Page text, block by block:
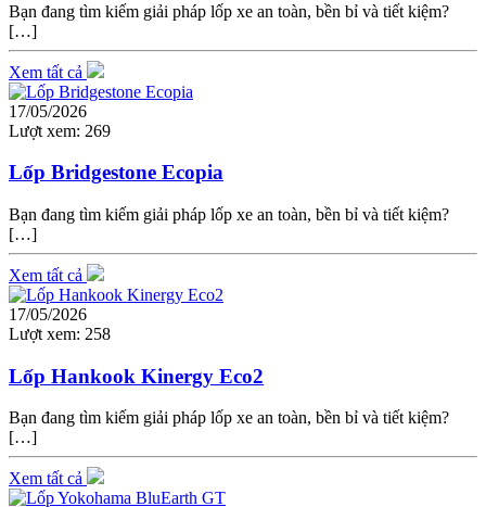
Bạn đang tìm kiếm giải pháp lốp xe an toàn, bền bỉ và tiết kiệm?
[…]
Xem tất cả
17/05/2026
Lượt xem: 269
Lốp Bridgestone Ecopia
Bạn đang tìm kiếm giải pháp lốp xe an toàn, bền bỉ và tiết kiệm?
[…]
Xem tất cả
17/05/2026
Lượt xem: 258
Lốp Hankook Kinergy Eco2
Bạn đang tìm kiếm giải pháp lốp xe an toàn, bền bỉ và tiết kiệm?
[…]
Xem tất cả